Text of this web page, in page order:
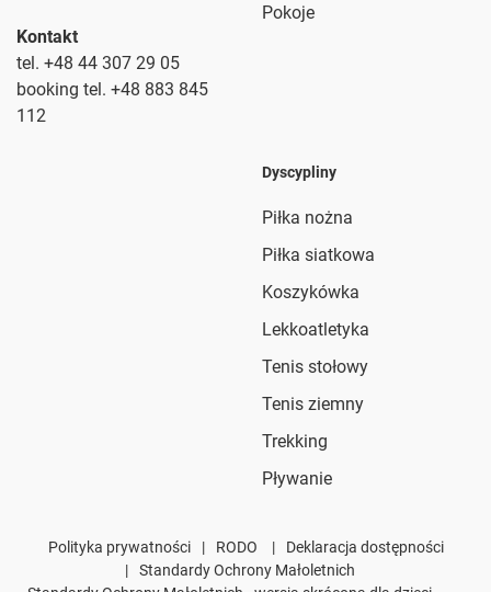
Kontakt
tel. +48 44 307 29 05
booking tel. +48 883 845
112
Pokoje
Dyscypliny
Piłka nożna
Piłka siatkowa
Koszykówka
Lekkoatletyka
Tenis stołowy
Tenis ziemny
Trekking
Pływanie
Polityka prywatności | RODO |
Deklaracja dostępności
|
Standardy Ochrony Małoletnich